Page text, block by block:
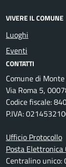
VIVERE IL COMUNE
Luoghi
Eventi
CONTATTI
Comune di
Via Roma 5,
Codice fiscale:
P.IVA:
Ufficio Protocollo
Posta
Centralino unico: